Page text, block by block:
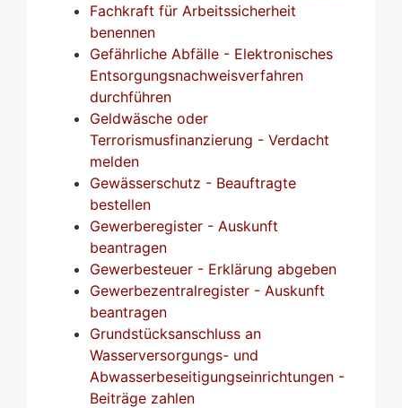
Fachkraft für Arbeitssicherheit
benennen
Gefährliche Abfälle - Elektronisches
Entsorgungsnachweisverfahren
durchführen
Geldwäsche oder
Terrorismusfinanzierung - Verdacht
melden
Gewässerschutz - Beauftragte
bestellen
Gewerberegister - Auskunft
beantragen
Gewerbesteuer - Erklärung abgeben
Gewerbezentralregister - Auskunft
beantragen
Grundstücksanschluss an
Wasserversorgungs- und
Abwasserbeseitigungseinrichtungen -
Beiträge zahlen